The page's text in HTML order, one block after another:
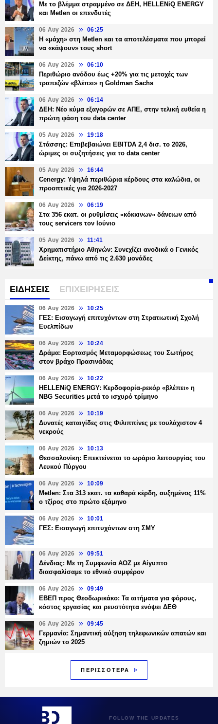
Με το βλέμμα στραμμένο σε ΔΕΗ, HELLENiQ ENERGY
και Metlen οι επενδυτές
06 Αυγ 2026 06:25
H «μάχη» στη Metlen και τα αποτελέσματα που μπορεί
να «κάψουν» τους short
06 Αυγ 2026 06:10
Περιθώριο ανόδου έως +20% για τις μετοχές των
τραπεζών «βλέπει» η Goldman Sachs
06 Αυγ 2026 06:14
ΔΕΗ: Νέο κύμα εξαγορών σε ΑΠΕ, στην τελική ευθεία η
πρώτη φάση του data center
05 Αυγ 2026 19:18
Στάσσης: Επιβεβαιώνει EBITDA 2,4 δισ. το 2026,
ώριμες οι συζητήσεις για το data center
05 Αυγ 2026 16:44
Cenergy: Υψηλά περιθώρια κέρδους στα καλώδια, οι
προοπτικές για 2026-2027
06 Αυγ 2026 06:19
Στα 356 εκατ. οι ρυθμίσεις «κόκκινων» δάνειων από
τους servicers τον Ιούνιο
05 Αυγ 2026 11:41
Χρηματιστήριο Αθηνών: Συνεχίζει ανοδικά ο Γενικός
Δείκτης, πάνω από τις 2.630 μονάδες
ΕΙΔΗΣΕΙΣ ΕΠΙΧΕΙΡΗΣΕΙΣ
06 Αυγ 2026 10:25
ΓΕΣ: Εισαγωγή επιτυχόντων στη Στρατιωτική Σχολή
Ευελπίδων
06 Αυγ 2026 10:24
Δράμα: Εορτασμός Μεταμορφώσεως του Σωτήρος
στον βράχο Πρασινάδας
06 Αυγ 2026 10:22
HELLENiQ ENERGY: Κερδοφορία-ρεκόρ «βλέπει» η
NBG Securities μετά το ισχυρό τρίμηνο
06 Αυγ 2026 10:19
Δυνατές καταιγίδες στις Φιλιππίνες με τουλάχιστον 4
νεκρούς
06 Αυγ 2026 10:13
Θεσσαλονίκη: Επεκτείνεται το ωράριο λειτουργίας του
Λευκού Πύργου
06 Αυγ 2026 10:09
Metlen: Στα 313 εκατ. τα καθαρά κέρδη, αυξημένος 11%
ο τζίρος στο πρώτο εξάμηνο
06 Αυγ 2026 10:01
ΓΕΣ: Εισαγωγή επιτυχόντων στη ΣΜΥ
06 Αυγ 2026 09:51
Δένδιας: Με τη Συμφωνία ΑΟΖ με Αίγυπτο
διασφαλίσαμε το εθνικό συμφέρον
06 Αυγ 2026 09:49
ΕΒΕΠ προς Θεοδωρικάκο: Τα αιτήματα για φόρους,
κόστος εργασίας και ρευστότητα ενόψει ΔΕΘ
06 Αυγ 2026 09:45
Γερμανία: Σημαντική αύξηση τηλεφωνικών απατών και
ζημιών το 2025
ΠΕΡΙΣΣΟΤΕΡΑ
FOLLOW THE UPDATES